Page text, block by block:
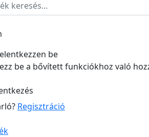
be
be a bővített funkciókhoz való
Regisztráció